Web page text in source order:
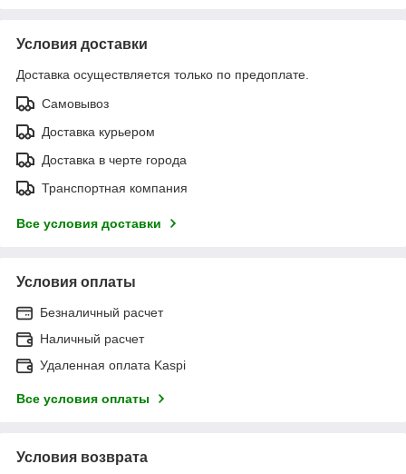
Условия доставки
Доставка осуществляется только по предоплате.
Самовывоз
Доставка курьером
Доставка в черте города
Транспортная компания
Все условия доставки
Условия оплаты
Безналичный расчет
Наличный расчет
Удаленная оплата Kaspi
Все условия оплаты
Условия возврата